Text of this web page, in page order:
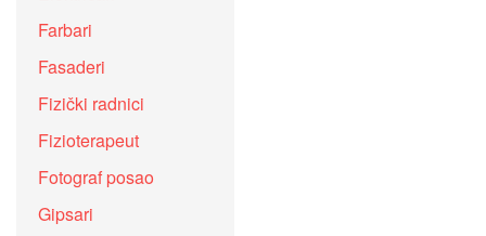
Farbari
Fasaderi
Fizički radnici
Fizioterapeut
Fotograf posao
Gipsari